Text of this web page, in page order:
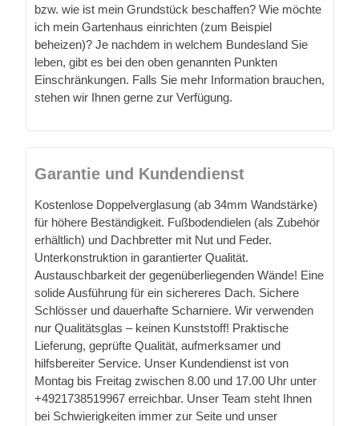
bzw. wie ist mein Grundstück beschaffen? Wie möchte
ich mein Gartenhaus einrichten (zum Beispiel
beheizen)? Je nachdem in welchem Bundesland Sie
leben, gibt es bei den oben genannten Punkten
Einschränkungen. Falls Sie mehr Information brauchen,
stehen wir Ihnen gerne zur Verfügung.
Garantie und Kundendienst
Kostenlose Doppelverglasung (ab 34mm Wandstärke)
für höhere Beständigkeit. Fußbodendielen (als Zubehör
erhältlich) und Dachbretter mit Nut und Feder.
Unterkonstruktion in garantierter Qualität.
Austauschbarkeit der gegenüberliegenden Wände! Eine
solide Ausführung für ein sichereres Dach. Sichere
Schlösser und dauerhafte Scharniere. Wir verwenden
nur Qualitätsglas – keinen Kunststoff! Praktische
Lieferung, geprüfte Qualität, aufmerksamer und
hilfsbereiter Service. Unser Kundendienst ist von
Montag bis Freitag zwischen 8.00 und 17.00 Uhr unter
+4921738519967 erreichbar. Unser Team steht Ihnen
bei Schwierigkeiten immer zur Seite und unser